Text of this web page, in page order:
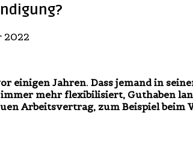
2022
Jahren. Dass jemand in
mehr flexibilisiert, Guthaben
Arbeitsvertrag, zum Beispiel beim